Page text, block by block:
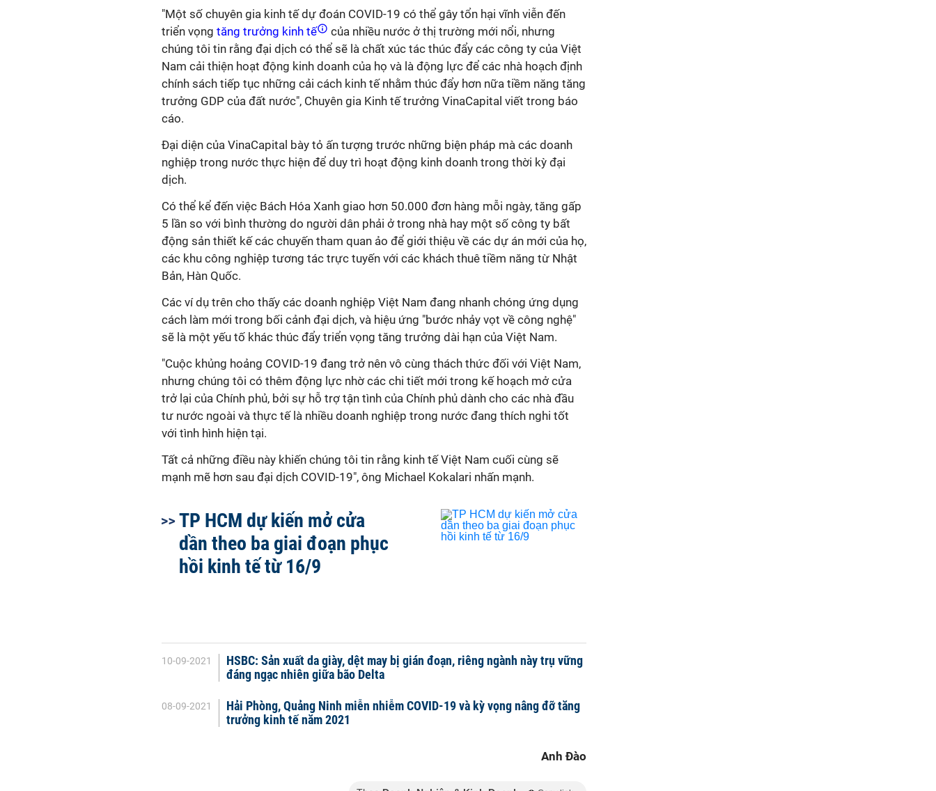
"Một số chuyên gia kinh tế dự đoán COVID-19 có thể gây tổn hại vĩnh viễn đến
triển vọng tăng trưởng kinh tế
của nhiều nước ở thị trường mới nổi, nhưng
chúng tôi tin rằng đại dịch có thể sẽ là chất xúc tác thúc đẩy các công ty của Việt
Nam cải thiện hoạt động kinh doanh của họ và là động lực để các nhà hoạch định
chính sách tiếp tục những cải cách kinh tế nhằm thúc đẩy hơn nữa tiềm năng tăng
trưởng GDP của đất nước", Chuyên gia Kinh tế trưởng VinaCapital viết trong báo
cáo.
Đại diện của VinaCapital bày tỏ ấn tượng trước những biện pháp mà các doanh
nghiệp trong nước thực hiện để duy trì hoạt động kinh doanh trong thời kỳ đại
dịch.
Có thể kể đến việc Bách Hóa Xanh giao hơn 50.000 đơn hàng mỗi ngày, tăng gấp
5 lần so với bình thường do người dân phải ở trong nhà hay một số công ty bất
động sản thiết kế các chuyến tham quan ảo để giới thiệu về các dự án mới của họ,
các khu công nghiệp tương tác trực tuyến với các khách thuê tiềm năng từ Nhật
Bản, Hàn Quốc.
Các ví dụ trên cho thấy các doanh nghiệp Việt Nam đang nhanh chóng ứng dụng
cách làm mới trong bối cảnh đại dịch, và hiệu ứng "bước nhảy vọt về công nghệ"
sẽ là một yếu tố khác thúc đẩy triển vọng tăng trưởng dài hạn của Việt Nam.
"Cuộc khủng hoảng COVID-19 đang trở nên vô cùng thách thức đối với Việt Nam,
nhưng chúng tôi có thêm động lực nhờ các chi tiết mới trong kế hoạch mở cửa
trở lại của Chính phủ, bởi sự hỗ trợ tận tình của Chính phủ dành cho các nhà đầu
tư nước ngoài và thực tế là nhiều doanh nghiệp trong nước đang thích nghi tốt
với tình hình hiện tại.
Tất cả những điều này khiến chúng tôi tin rằng kinh tế Việt Nam cuối cùng sẽ
mạnh mẽ hơn sau đại dịch COVID-19", ông Michael Kokalari nhấn mạnh.
TP HCM dự kiến mở cửa
dần theo ba giai đoạn phục
hồi kinh tế từ 16/9
10-09-2021
HSBC: Sản xuất da giày, dệt may bị gián đoạn, riêng ngành này trụ vững
đáng ngạc nhiên giữa bão Delta
08-09-2021
Hải Phòng, Quảng Ninh miễn nhiễm COVID-19 và kỳ vọng nâng đỡ tăng
trưởng kinh tế năm 2021
Anh Đào